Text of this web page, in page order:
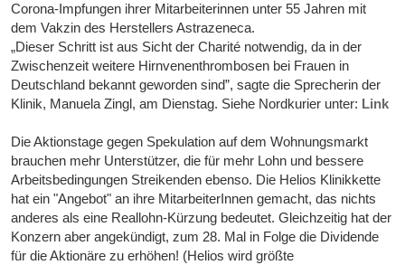
Corona-Impfungen ihrer Mitarbeiterinnen unter 55 Jahren mit
dem Vakzin des Herstellers Astrazeneca.
„Dieser Schritt ist aus Sicht der Charité notwendig, da in der
Zwischenzeit weitere Hirnvenenthrombosen bei Frauen in
Deutschland bekannt geworden sind”, sagte die Sprecherin der
Klinik, Manuela Zingl, am Dienstag. Siehe Nordkurier unter: Link
Die Aktionstage gegen Spekulation auf dem Wohnungsmarkt
brauchen mehr Unterstützer, die für mehr Lohn und bessere
Arbeitsbedingungen Streikenden ebenso. Die Helios Klinikkette
hat ein "Angebot" an ihre MitarbeiterInnen gemacht, das nichts
anderes als eine Reallohn-Kürzung bedeutet. Gleichzeitig hat der
Konzern aber angekündigt, zum 28. Mal in Folge die Dividende
für die Aktionäre zu erhöhen! (Helios wird größte